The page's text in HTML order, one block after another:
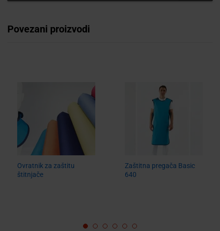
Povezani proizvodi
Ovratnik za zaštitu
štitnjače
Zaštitna pregača Basic
640